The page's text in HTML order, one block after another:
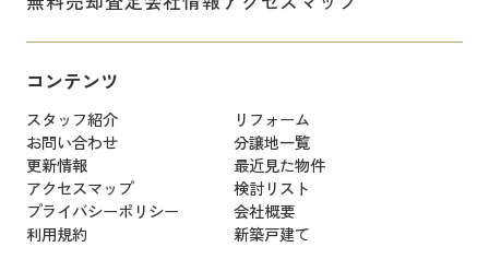
コンテンツ
スタッフ紹介
リフォーム
お問い合わせ
分譲地一覧
更新情報
最近見た物件
アクセスマップ
検討リスト
プライバシーポリシー
会社概要
利用規約
新築戸建て